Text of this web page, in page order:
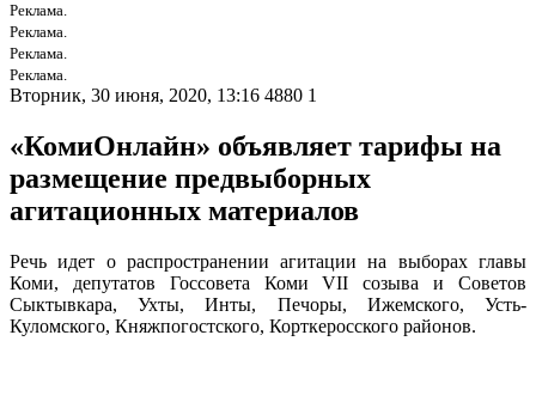
Реклама.
Реклама.
Реклама.
Реклама.
Вторник, 30 июня, 2020, 13:16 4880 1
«КомиОнлайн» объявляет тарифы на
размещение предвыборных
агитационных материалов
Речь идет о распространении агитации на выборах главы
Коми, депутатов Госсовета Коми VII созыва и Советов
Сыктывкара, Ухты, Инты, Печоры, Ижемского, Усть-
Куломского, Княжпогостского, Корткеросского районов.